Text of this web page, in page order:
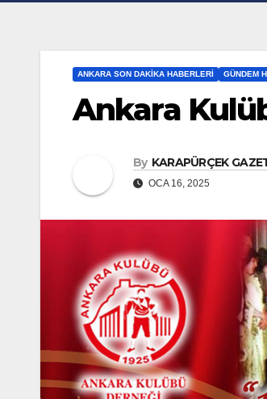
ANKARA SON DAKIKA HABERLERI GÜNDEM
Ankara
By KARAPÜRÇEK
OCA 16, 2025